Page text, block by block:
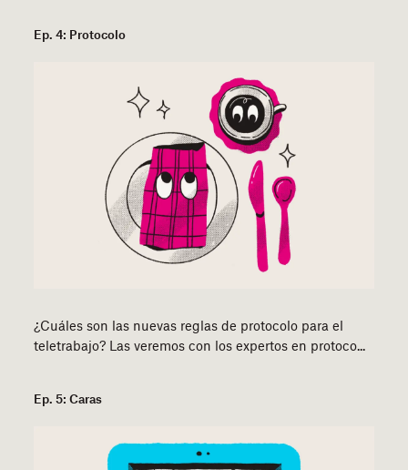
Ep. 4: Protocolo
¿Cuáles son las nuevas reglas de protocolo para el
teletrabajo? Las veremos con los expertos en protoco...
Ep. 5: Caras